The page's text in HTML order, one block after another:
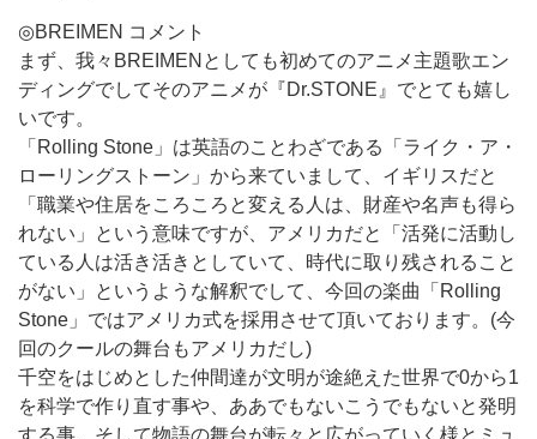
◎BREIMEN コメント
まず、我々BREIMENとしても初めてのアニメ主題歌エン
ディングでしてそのアニメが『Dr.STONE』でとても嬉し
いです。
「Rolling Stone」は英語のことわざである「ライク・ア・
ローリングストーン」から来ていまして、イギリスだと
「職業や住居をころころと変える人は、財産や名声も得ら
れない」という意味ですが、アメリカだと「活発に活動し
ている人は活き活きとしていて、時代に取り残されること
がない」というような解釈でして、今回の楽曲「Rolling
Stone」ではアメリカ式を採用させて頂いております。(今
回のクールの舞台もアメリカだし)
千空をはじめとした仲間達が文明が途絶えた世界で0から1
を科学で作り直す事や、ああでもないこうでもないと発明
する事、そして物語の舞台が転々と広がっていく様とミュ